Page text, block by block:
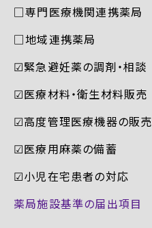
□専門医療機関連携薬局
□地域連携薬局
☑︎緊急避妊薬の調剤・相談
☑︎医療材料・衛生材料販売
☑︎高度管理医療機器の販売
☑︎医療用麻薬の備蓄
☑︎小児在宅患者の対応
薬局施設基準の届出項目